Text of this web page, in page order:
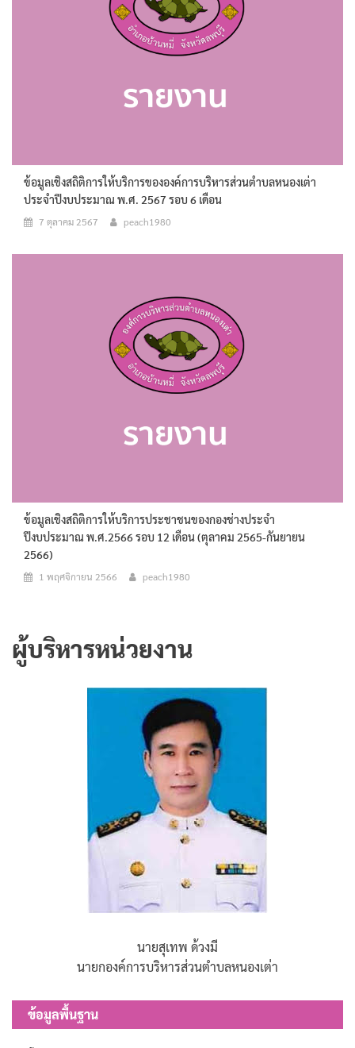
ข้อมูลเชิงสถิติการให้บริการขององค์การบริหารส่วนตำบลหนองเต่า
ประจำปีงบประมาณ พ.ศ. 2567 รอบ 6 เดือน
7 ตุลาคม 2567 peach1980
ข้อมูลเชิงสถิติการให้บริการประชาชนของกองช่างประจำ
ปีงบประมาณ พ.ศ.2566 รอบ 12 เดือน (ตุลาคม 2565-กันยายน
2566)
1 พฤศจิกายน 2566 peach1980
ผู้บริหารหน่วยงาน
นายสุเทพ ด้วงมี
นายกองค์การบริหารส่วนตำบลหนองเต่า
ข้อมูลพื้นฐาน